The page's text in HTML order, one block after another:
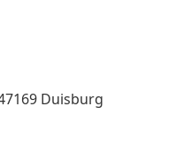
Duisburg